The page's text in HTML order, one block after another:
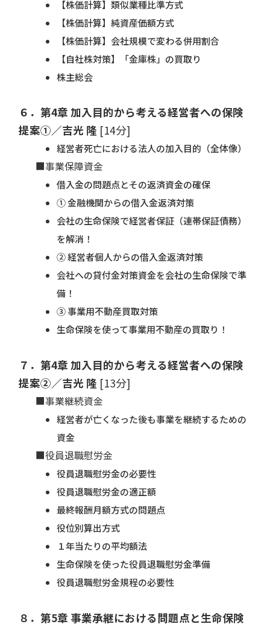
【株価計算】類似業種比準方式
【株価計算】純資産価額方式
【株価計算】会社規模で変わる併用割合
【自社株対策】「金庫株」の買取り
株主総会
６．第4章 加入目的から考える経営者への保険
提案①／吉光 隆 [14分]
経営者死亡における法人の加入目的（全体像）
■事業保障資金
借入金の問題点とその返済資金の確保
① 金融機関からの借入金返済対策
会社の生命保険で経営者保証（連帯保証債務）
を解消！
② 経営者個人からの借入金返済対策
会社への貸付金対策資金を会社の生命保険で準
備！
③ 事業用不動産買取対策
生命保険を使って事業用不動産の買取り！
７．第4章 加入目的から考える経営者への保険
提案②／吉光 隆 [13分]
■事業継続資金
経営者が亡くなった後も事業を継続するための
資金
■役員退職慰労金
役員退職慰労金の必要性
役員退職慰労金の適正額
最終報酬月額方式の問題点
役位別算出方式
１年当たりの平均額法
生命保険を使った役員退職慰労金準備
役員退職慰労金規程の必要性
８．第5章 事業承継における問題点と生命保険